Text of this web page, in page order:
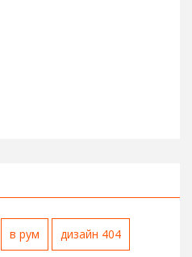
в рум дизайн 404